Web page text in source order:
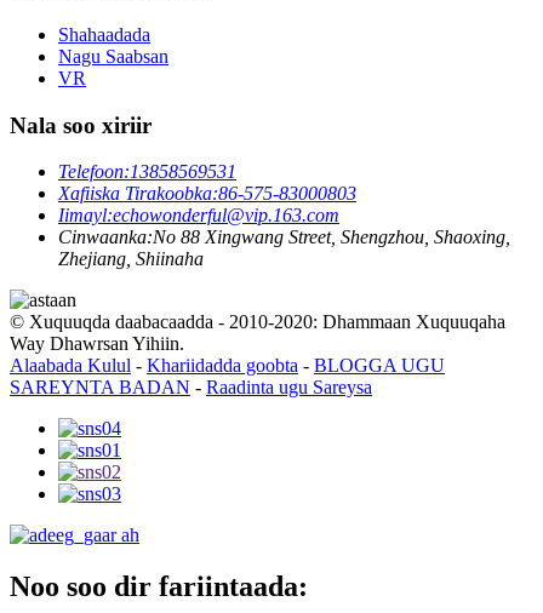
Shahaadada
Nagu Saabsan
VR
Nala soo xiriir
Telefoon:13858569531
Xafiiska Tirakoobka:86-575-83000803
Iimayl:echowonderful@vip.163.com
Cinwaanka:No 88 Xingwang Street, Shengzhou, Shaoxing,
Zhejiang, Shiinaha
© Xuquuqda daabacaadda - 2010-2020: Dhammaan Xuquuqaha
Way Dhawrsan Yihiin.
Alaabada Kulul - Khariidadda goobta - BLOGGA UGU
SAREYNTA BADAN - Raadinta ugu Sareysa
Noo soo dir fariintaada: